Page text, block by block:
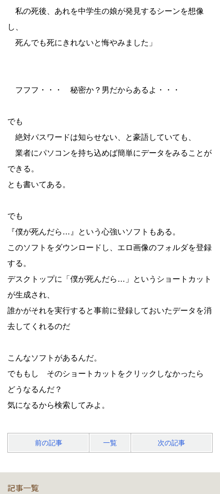
私の死後、あれを中学生の娘が発見するシーンを想像
し、
死んでも死にきれないと悔やみました」
フフフ・・・ 秘密か？男だからあるよ・・・
でも
絶対パスワードは知らせない、と豪語していても、
業者にパソコンを持ち込めば簡単にデータをみることが
できる。
とも書いてある。
でも
『僕が死んだら…』という心強いソフトもある。
このソフトをダウンロードし、エロ画像のフォルダを登録
する。
デスクトップに「僕が死んだら…」というショートカット
が生成され、
誰かがそれを実行すると事前に登録しておいたデータを消
去してくれるのだ
こんなソフトがあるんだ。
でももし そのショートカットをクリックしなかったら
どうなるんだ？
気になるから検索してみよ。
前の記事 一覧 次の記事
記事一覧